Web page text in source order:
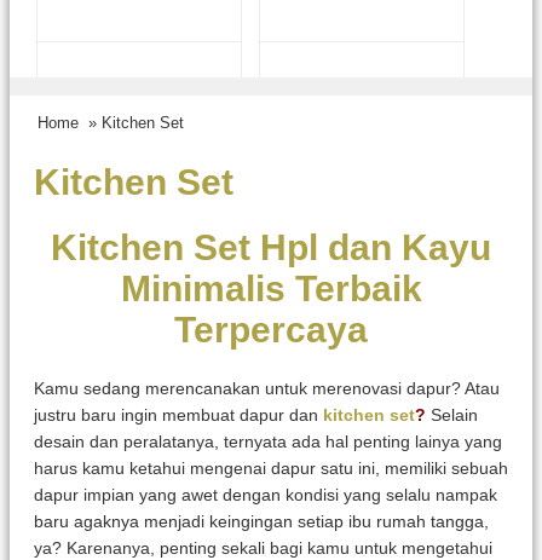
Home » Kitchen Set
Kitchen Set
Kitchen Set Hpl dan Kayu
Minimalis Terbaik
Terpercaya
Kamu sedang merencanakan untuk merenovasi dapur? Atau
justru baru ingin membuat dapur dan kitchen set? Selain
desain dan peralatanya, ternyata ada hal penting lainya yang
harus kamu ketahui mengenai dapur satu ini, memiliki sebuah
dapur impian yang awet dengan kondisi yang selalu nampak
baru agaknya menjadi keingingan setiap ibu rumah tangga,
ya? Karenanya, penting sekali bagi kamu untuk mengetahui